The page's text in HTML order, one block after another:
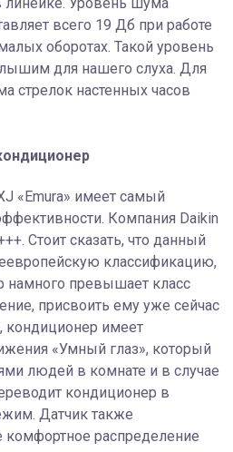
всего 19 Дб при работе
оборотах. Такой уровень
для нашего слуха. Для
стрелок настенных часов
«Emura» имеет самый
Компания Daikin
Стоит сказать, что данный
классификацию,
намного превышает класс
присвоить ему уже сейчас
кондиционер имеет
«Умный глаз», который
людей в комнате и в случае
кондиционер в
Датчик также
комфортное распределение